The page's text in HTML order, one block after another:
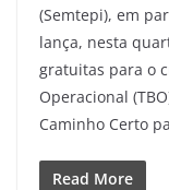
(Semtepi), em
lança, nesta
gratuitas para o
Operacional
Caminho Certo
Read More